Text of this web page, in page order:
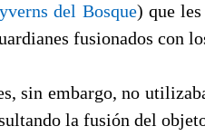
del Bosque) que
fusionados con
sin embargo, no
la fusión del